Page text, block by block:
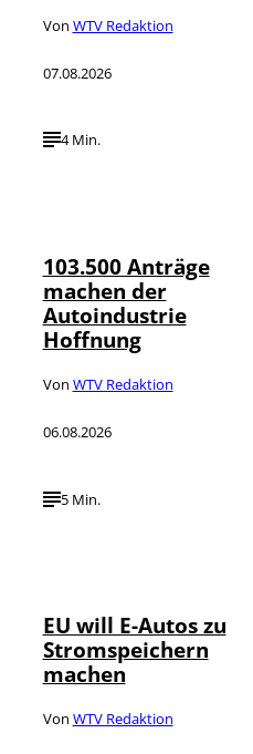
Von WTV Redaktion
07.08.2026
4 Min.
103.500 Anträge
machen der
Autoindustrie
Hoffnung
Von WTV Redaktion
06.08.2026
5 Min.
EU will E-Autos zu
Stromspeichern
machen
Von WTV Redaktion